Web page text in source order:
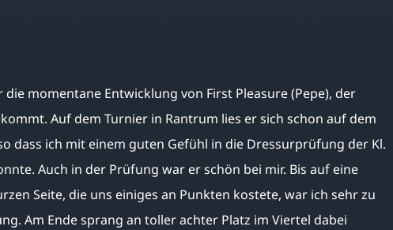
momentane Entwicklung von First Pleasure (Pepe), der
Auf dem Turnier in Rantrum lies er sich schon auf dem
dass ich mit einem guten Gefühl in die Dressurprüfung der Kl.
Auch in der Prüfung war er schön bei mir. Bis auf eine
Seite, die uns einiges an Punkten kostete, war ich sehr zu
Am Ende sprang an toller achter Platz im Viertel dabei